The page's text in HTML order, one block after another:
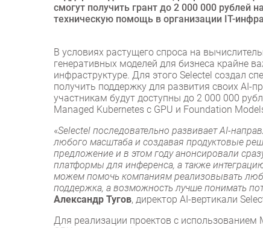
смогут получить грант до 2 000 000 рублей
техническую помощь в организации IT-
В условиях растущего спроса на
генеративных моделей для бизнеса крайне
инфраструктуре. Для этого Selectel создал
получить поддержку для развития своих AI-
участникам будут доступны до 2 000 000
Managed Kubernetes с GPU и Foundation
«Selectel последовательно развивает AI-
любого масштаба и создавая продуктовые
предложение и в этом году анонсировали
платформы для инференса, а также
можем помочь компаниям реализовывать
поддержка, а возможность лучше понимать
Александр Тугов, директор AI-вертикали
Для реализации проектов с